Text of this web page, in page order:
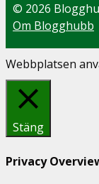
© 2026
Om Blogghubb
Webbplatsen
Stäng
Privacy